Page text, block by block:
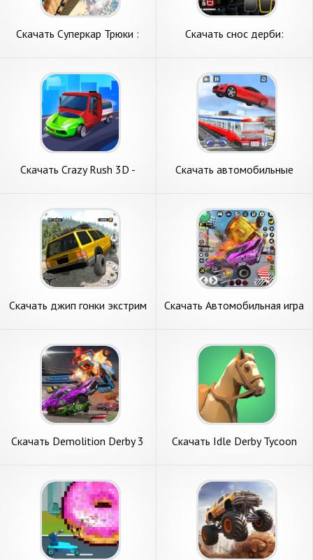
Скачать Суперкар Трюки :
Андроид
Скачать снос дерби:
на Андроид
Скачать Crazy Rush 3D -
на Андроид
Скачать автомобильные
на Андроид
Скачать джип гонки экстрим
Скачать Автомобильная игра
Скачать Demolition Derby 3
Скачать Idle Derby Tycoon